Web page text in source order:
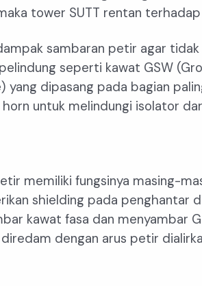
tower SUTT rentan
sambaran petir agar
seperti kawat GSW
yang dipasang pada bagian
untuk melindungi isolator
memiliki fungsinya masing-
shielding pada penghantar
kawat fasa dan menyambar
dengan arus petir